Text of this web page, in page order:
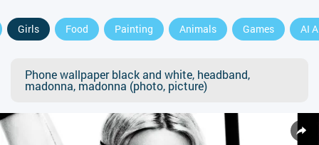
Girls Food Painting Animals Games AI
Phone wallpaper black and white, headband,
madonna, madonna (photo, picture)